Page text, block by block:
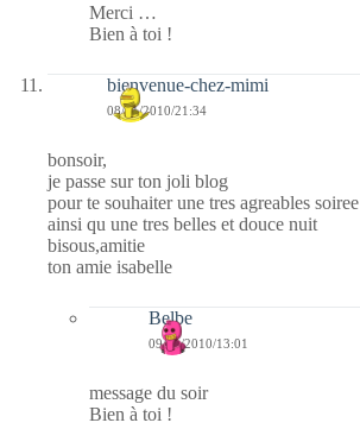
Merci …
Bien à toi !
bienvenue-chez-mimi
08/01/2010/21:34
bonsoir,
je passe sur ton joli blog
pour te souhaiter une tres agreables soiree
ainsi qu une tres belles et douce nuit
bisous,amitie
ton amie isabelle
Belbe
09/01/2010/13:01
message du soir
Bien à toi !